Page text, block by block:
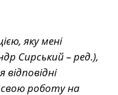
яку мені
Сирський – ред.),
роботу на